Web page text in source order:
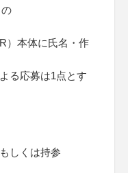
）本体に氏名・作
る応募は1点とす
しくは持参